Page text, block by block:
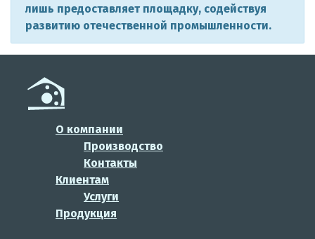
лишь предоставляет площадку, содействуя
развитию отечественной промышленности.
О компании
Производство
Контакты
Клиентам
Услуги
Продукция